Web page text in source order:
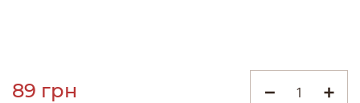
89 грн